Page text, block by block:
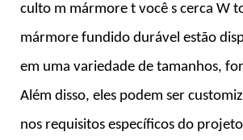
culto m mármore t você s cerca W
mármore fundido durável estão
em uma variedade de tamanhos,
Além disso, eles podem ser
nos requisitos específicos do